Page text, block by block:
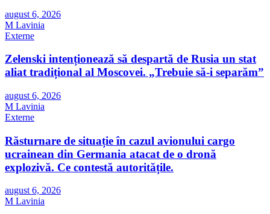
august 6, 2026
M Lavinia
Externe
Zelenski intenționează să despartă de Rusia un stat
aliat tradițional al Moscovei. „Trebuie să-i separăm”
august 6, 2026
M Lavinia
Externe
Răsturnare de situație în cazul avionului cargo
ucrainean din Germania atacat de o dronă
explozivă. Ce contestă autoritățile.
august 6, 2026
M Lavinia